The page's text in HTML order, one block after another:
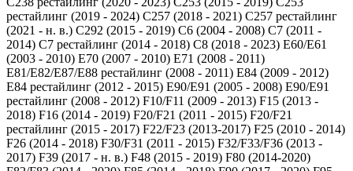
рестайлинг (2019 - 2024) C257 (2018 - 2021) C257 рестайлинг
(2021 - н. в.) C292 (2015 - 2019) C6 (2004 - 2008) C7 (2011 -
2014) C7 рестайлинг (2014 - 2018) C8 (2018 - 2023) E60/E61
(2003 - 2010) E70 (2007 - 2010) E71 (2008 - 2011)
E81/E82/E87/E88 рестайлинг (2008 - 2011) E84 (2009 - 2012)
E84 рестайлинг (2012 - 2015) E90/E91 (2005 - 2008) E90/E91
рестайлинг (2008 - 2012) F10/F11 (2009 - 2013) F15 (2013 -
2018) F16 (2014 - 2019) F20/F21 (2011 - 2015) F20/F21
рестайлинг (2015 - 2017) F22/F23 (2013-2017) F25 (2010 - 2014)
F26 (2014 - 2018) F30/F31 (2011 - 2015) F32/F33/F36 (2013 -
2017) F39 (2017 - н. в.) F48 (2015 - 2019) F80 (2014-2020)